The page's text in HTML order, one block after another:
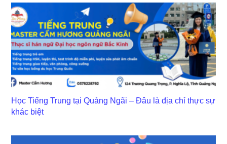
Học Tiếng Trung tại Quảng Ngãi – Đâu là địa chỉ thực sự
khác biệt